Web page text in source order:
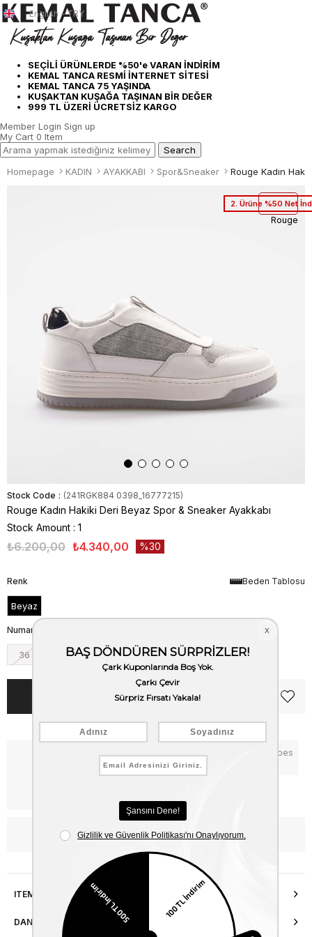
SEÇİLİ ÜRÜNLERDE %50'e VARAN İNDİRİM
KEMAL TANCA RESMİ İNTERNET SİTESİ
KEMAL TANCA 75 YAŞINDA
KUŞAKTAN KUŞAĞA TAŞINAN BİR DEĞER
999 TL ÜZERİ ÜCRETSİZ KARGO
English - TRY
Member Login Sign up
My Cart 0 Item
Homepage KADIN AYAKKABI Spor&Sneaker
2. Ürüne %50 Net
Rouge
Stock Code (241RGK884 0398_16777215)
Rouge Kadın Hakiki Deri Beyaz Spor & Sneaker Ayakkabı
Stock Amount : 1
₺6.200,00 ₺4.340,00 30
Beden Tablosu
Renk
Beyaz
Numara
36 37 38 39 40 41
Critical Stock
Notify me when the price goes
down
WhatsApp’tan Bilgi Al
ITEM FEATURES
DANIŞMA HATTI